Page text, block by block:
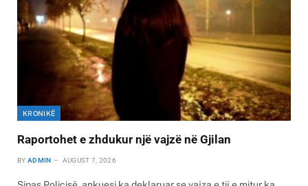
KRONIKË
Raportohet e zhdukur një vajzë në Gjilan
BY ADMIN AUGUST 7, 2026